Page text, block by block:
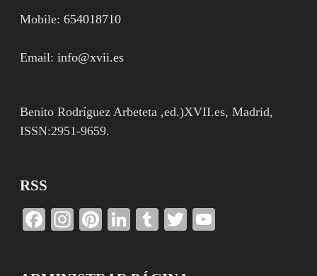
Mobile:654018710
Email:info@xvii.es
Benito Rodríguez Arbeteta ,ed.)XVII.es, Madrid,
ISSN:2951-9659.
RSS
Facebook
Instagram
Pinterest
LinkedIn
TumblrTwitter